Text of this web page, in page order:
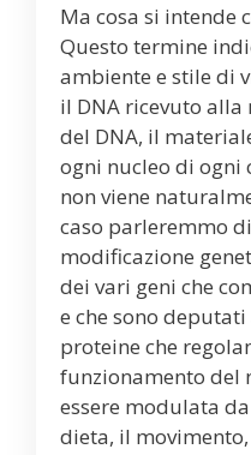
Ma cosa si intende
Questo termine
ambiente e stile di
il DNA ricevuto alla
del DNA, il
ogni nucleo di ogni
non viene
caso parleremmo
modificazione
dei vari geni che
e che sono
proteine che
funzionamento del
essere modulata
dieta, il movimento,